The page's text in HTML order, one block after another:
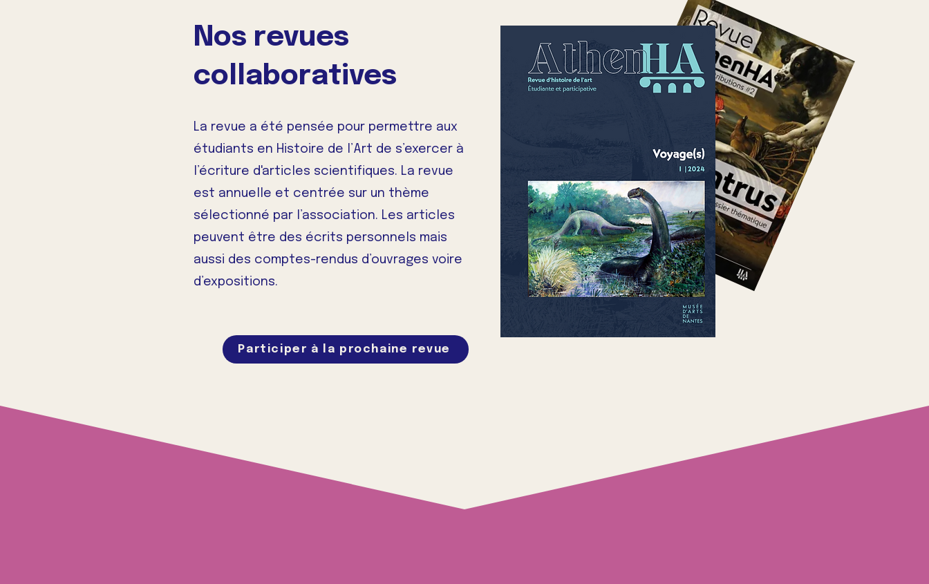
Nos revues
collaboratives
La revue a été pensée pour permettre aux
étudiants en Histoire de l’Art de s’exercer à
l’écriture d'articles scientifiques. La revue
est annuelle et centrée sur un thème
sélectionné par l’association. Les articles
peuvent être des écrits personnels mais
aussi des comptes-rendus d’ouvrages voire
d’expositions.
Participer à la prochaine revue